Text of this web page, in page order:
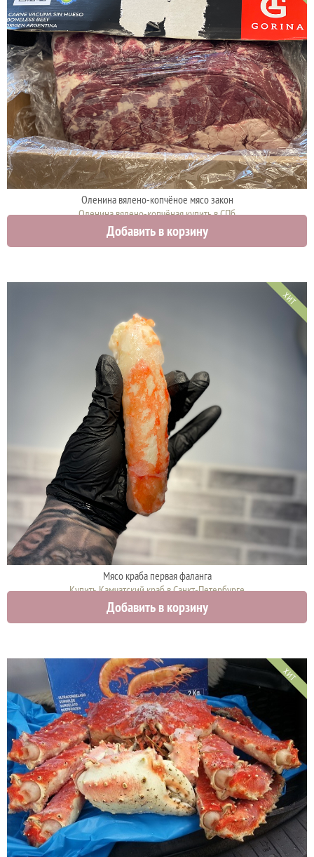
Оленина вялено-копчёное мясо закон
Оленина вялено-копчёная купить в СПб
3500 руб.
Добавить в корзину
ХИТ
Мясо краба первая фаланга
Купить Камчатский краб в Санкт-Петербурге
5300 руб.
Добавить в корзину
ХИТ